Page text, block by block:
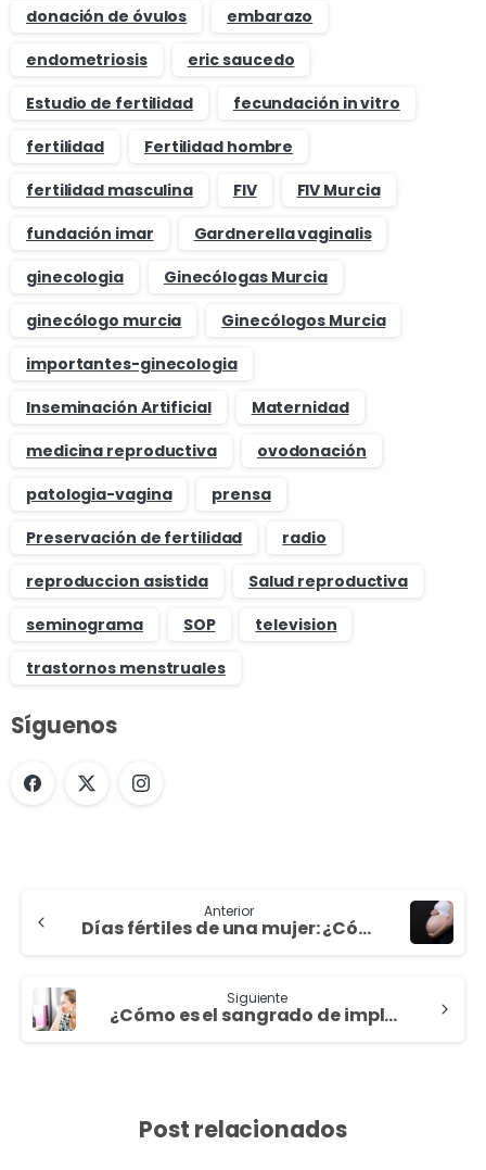
donación de óvulos
embarazo
endometriosis
eric saucedo
Estudio de fertilidad
fecundación in vitro
fertilidad
Fertilidad hombre
fertilidad masculina
FIV
FIV Murcia
fundación imar
Gardnerella vaginalis
ginecologia
Ginecólogas Murcia
ginecólogo murcia
Ginecólogos Murcia
importantes-ginecologia
Inseminación Artificial
Maternidad
medicina reproductiva
ovodonación
patologia-vagina
prensa
Preservación de fertilidad
radio
reproduccion asistida
Salud reproductiva
seminograma
SOP
television
trastornos menstruales
Síguenos
Anterior
Días fértiles de una mujer: ¿Cómo conocerlos?
Siguiente
¿Cómo es el sangrado de implantación?
Post relacionados